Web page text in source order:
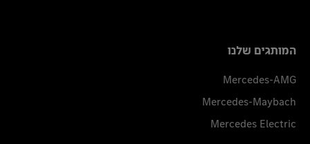
המותגים שלנו
Mercedes-AMG
Mercedes-Maybach
Mercedes Electric